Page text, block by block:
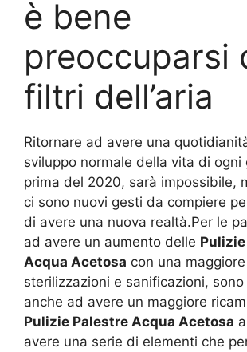
è bene
preoccuparsi
filtri dell’aria
Ritornare ad avere una
sviluppo normale della vita di ogni
prima del 2020, sarà impossibile,
ci sono nuovi gesti da compiere
di avere una nuova realtà.Per le
ad avere un aumento delle
Acqua Acetosa con una
sterilizzazioni e sanificazioni,
anche ad avere un maggiore
Pulizie Palestre Acqua Acetosa
avere una serie di elementi che